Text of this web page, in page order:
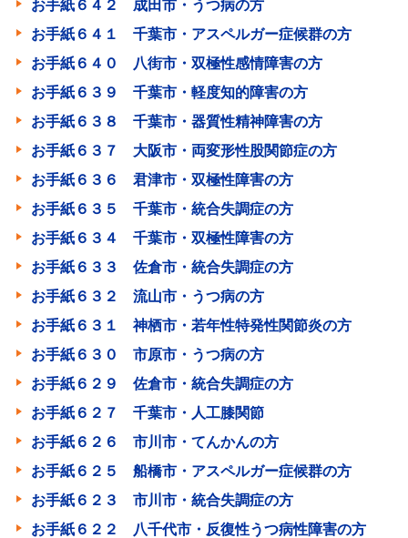
お手紙６４２ 成田市・うつ病の方
お手紙６４１ 千葉市・アスペルガー症候群の方
お手紙６４０ 八街市・双極性感情障害の方
お手紙６３９ 千葉市・軽度知的障害の方
お手紙６３８ 千葉市・器質性精神障害の方
お手紙６３７ 大阪市・両変形性股関節症の方
お手紙６３６ 君津市・双極性障害の方
お手紙６３５ 千葉市・統合失調症の方
お手紙６３４ 千葉市・双極性障害の方
お手紙６３３ 佐倉市・統合失調症の方
お手紙６３２ 流山市・うつ病の方
お手紙６３１ 神栖市・若年性特発性関節炎の方
お手紙６３０ 市原市・うつ病の方
お手紙６２９ 佐倉市・統合失調症の方
お手紙６２７ 千葉市・人工膝関節
お手紙６２６ 市川市・てんかんの方
お手紙６２５ 船橋市・アスペルガー症候群の方
お手紙６２３ 市川市・統合失調症の方
お手紙６２２ 八千代市・反復性うつ病性障害の方